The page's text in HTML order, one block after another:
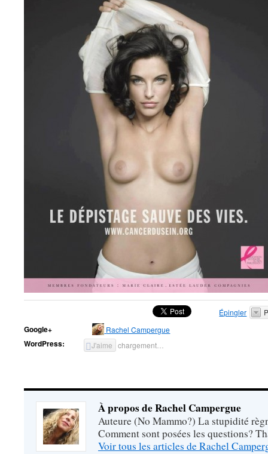
Épingler
Google+ Rachel Campergue
WordPress: J'aime chargement…
À propos de Rachel Campergue
Auteure (No Mammo?) La stupidité
Comment sont posées les questions?
Voir tous les articles de Rachel